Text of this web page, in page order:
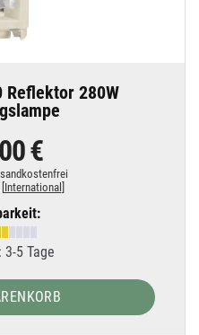
Reflektor 280W
€
International
5 Tage